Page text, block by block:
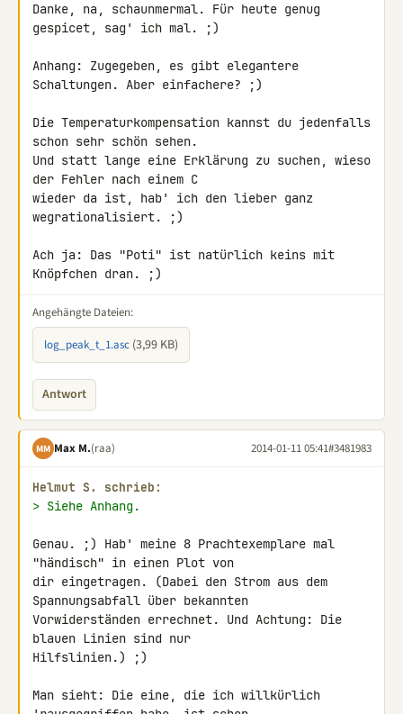
Danke, na, schaunmermal. Für heute genug
gespicet, sag' ich mal. ;)
Anhang: Zugegeben, es gibt elegantere
Schaltungen. Aber einfachere? ;)
Die Temperaturkompensation kannst du jedenfalls
schon sehr schön sehen.
Und statt lange eine Erklärung zu suchen, wieso
der Fehler nach einem C
wieder da ist, hab' ich den lieber ganz
wegrationalisiert. ;)
Ach ja: Das "Poti" ist natürlich keins mit
Knöpfchen dran. ;)
Angehängte Dateien:
log_peak_t_1.asc (3,99 KB)
Antwort
MM Max M.(raa) 2014-01-11 05:41#3481983
Helmut S. schrieb:
> Siehe Anhang.
Genau. ;) Hab' meine 8 Prachtexemplare mal
"händisch" in einen Plot von
dir eingetragen. (Dabei den Strom aus dem
Spannungsabfall über bekannten
Vorwiderständen errechnet. Und Achtung: Die
blauen Linien sind nur
Hilfslinien.) ;)
Man sieht: Die eine, die ich willkürlich